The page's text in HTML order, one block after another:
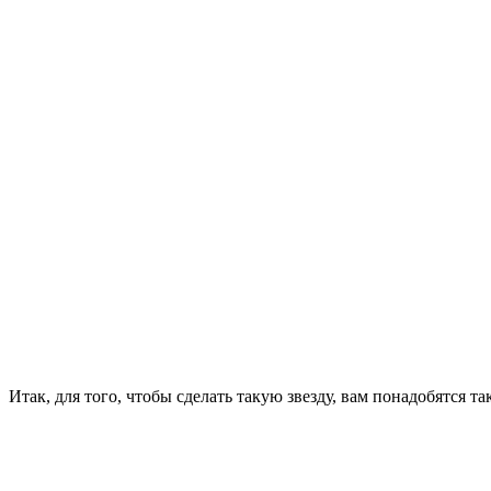
Итак, для того, чтобы сделать такую звезду, вам понадобятся